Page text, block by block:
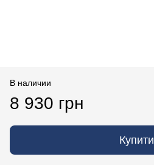
В наличии
8 930 грн
Купити